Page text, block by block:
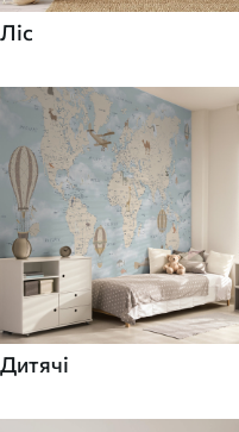
Ліс
Дитячі